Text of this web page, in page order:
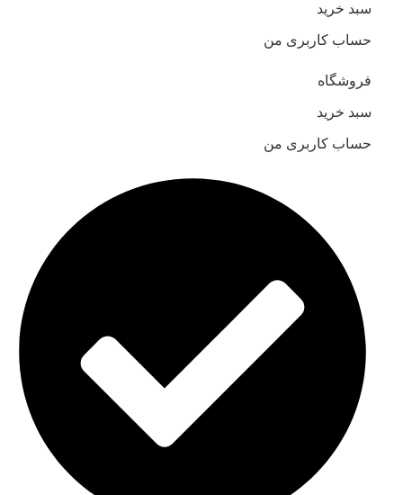
سبد خرید
حساب کاربری من
فروشگاه
سبد خرید
حساب کاربری من